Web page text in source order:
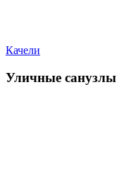
Качели
Уличные санузлы